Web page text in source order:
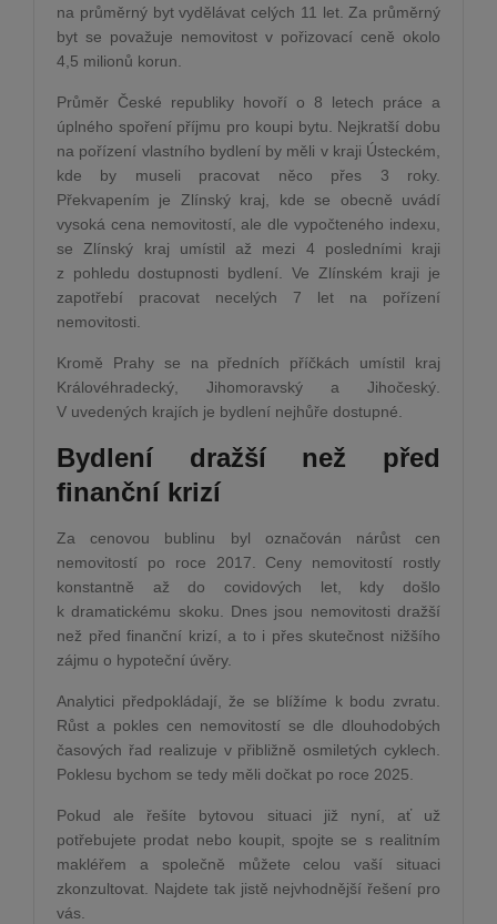
na průměrný byt vydělávat celých 11 let. Za průměrný
byt se považuje nemovitost v pořizovací ceně okolo
4,5 milionů korun.
Průměr České republiky hovoří o 8 letech práce a
úplného spoření příjmu pro koupi bytu. Nejkratší dobu
na pořízení vlastního bydlení by měli v kraji Ústeckém,
kde by museli pracovat něco přes 3 roky.
Překvapením je Zlínský kraj, kde se obecně uvádí
vysoká cena nemovitostí, ale dle vypočteného indexu,
se Zlínský kraj umístil až mezi 4 posledními kraji
z pohledu dostupnosti bydlení. Ve Zlínském kraji je
zapotřebí pracovat necelých 7 let na pořízení
nemovitosti.
Kromě Prahy se na předních příčkách umístil kraj
Královéhradecký, Jihomoravský a Jihočeský.
V uvedených krajích je bydlení nejhůře dostupné.
Bydlení dražší než před
finanční krizí
Za cenovou bublinu byl označován nárůst cen
nemovitostí po roce 2017. Ceny nemovitostí rostly
konstantně až do covidových let, kdy došlo
k dramatickému skoku. Dnes jsou nemovitosti dražší
než před finanční krizí, a to i přes skutečnost nižšího
zájmu o hypoteční úvěry.
Analytici předpokládají, že se blížíme k bodu zvratu.
Růst a pokles cen nemovitostí se dle dlouhodobých
časových řad realizuje v přibližně osmiletých cyklech.
Poklesu bychom se tedy měli dočkat po roce 2025.
Pokud ale řešíte bytovou situaci již nyní, ať už
potřebujete prodat nebo koupit, spojte se s realitním
makléřem a společně můžete celou vaší situaci
zkonzultovat. Najdete tak jistě nejvhodnější řešení pro
vás.